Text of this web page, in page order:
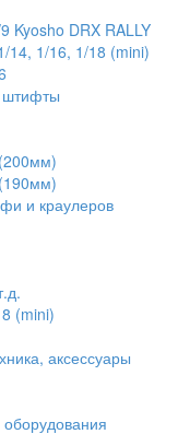
Kyosho DRX RALLY
14, 1/16, 1/18 (mini)
штифты
и краулеров
(mini)
аксессуары